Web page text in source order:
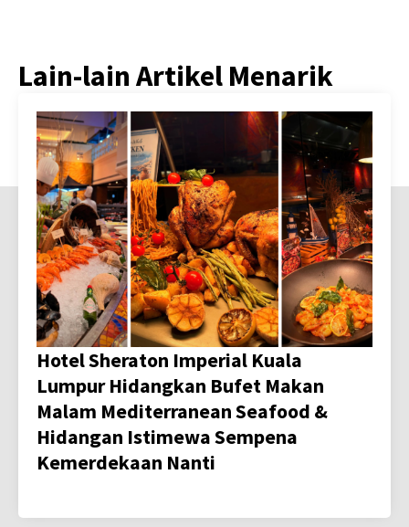
Lain-lain Artikel Menarik
Hotel Sheraton Imperial Kuala
Lumpur Hidangkan Bufet Makan
Malam Mediterranean Seafood &
Hidangan Istimewa Sempena
Kemerdekaan Nanti